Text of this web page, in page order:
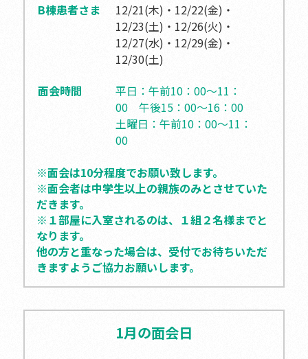
B棟患者さま
12/21(木)・12/22(金)・
12/23(土)・12/26(火)・
12/27(水)・12/29(金)・
12/30(土)
面会時間
平日：午前10：00～11：
00午後15：00～16：00
土曜日：午前10：00～11：
00
※面会は10分程度でお願い致します。
※面会者は中学生以上の親族のみとさせていた
だきます。
※１部屋に入室されるのは、１組２名様までと
なります。
他の方と重なった場合は、受付でお待ちいただ
きますようご協力お願いします。
1月の面会日